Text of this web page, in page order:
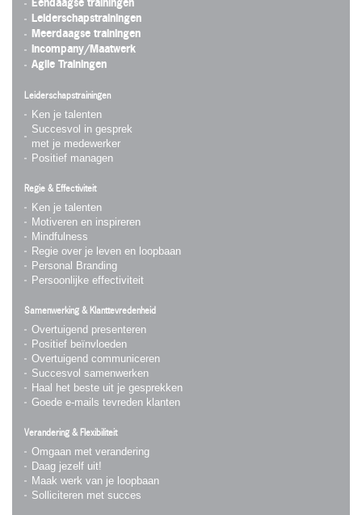
Eendaagse trainingen
Leiderschapstrainingen
Meerdaagse trainingen
Incompany/Maatwerk
Agile Trainingen
Leiderschapstrainingen
Ken je talenten
Succesvol in gesprek
met je medewerker
Positief managen
Regie & Effectiviteit
Ken je talenten
Motiveren en inspireren
Mindfulness
Regie over je leven en loopbaan
Personal Branding
Persoonlijke effectiviteit
Samenwerking & Klanttevredenheid
Overtuigend presenteren
Positief beïnvloeden
Overtuigend communiceren
Succesvol samenwerken
Haal het beste uit je gesprekken
Goede e-mails tevreden klanten
Verandering & Flexibiliteit
Omgaan met verandering
Daag jezelf uit!
Maak werk van je loopbaan
Solliciteren met succes